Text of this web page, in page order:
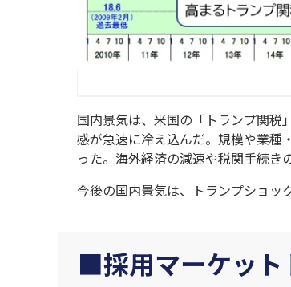
国内景気は、米国の「トランプ関税
感が急速に冷え込んだ。規模や業種
った。海外経済の減速や税関手続き
今後の国内景気は、トランプショッ
採用マーケッ